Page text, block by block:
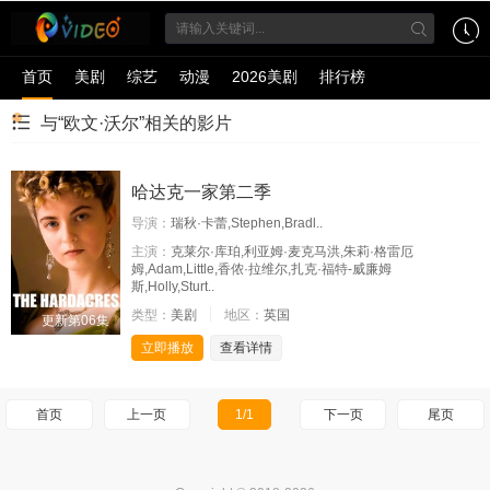
首页 美剧 综艺 动漫 2026美剧 排行榜
与“欧文·沃尔”相关的影片
更新第06集
哈达克一家第二季
导演： 瑞秋·卡蕾,Stephen,Bradl..
主演： 克莱尔·库珀,利亚姆·麦克马洪,朱莉·格雷厄
姆,Adam,Little,香侬·拉维尔,扎克·福特-威廉姆
斯,Holly,Sturt..
类型： 美剧 地区： 英国
立即播放 查看详情
首页 上一页 1/1 下一页 尾页